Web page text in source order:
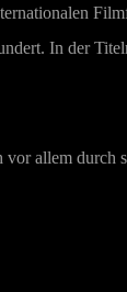
In der
vor allem